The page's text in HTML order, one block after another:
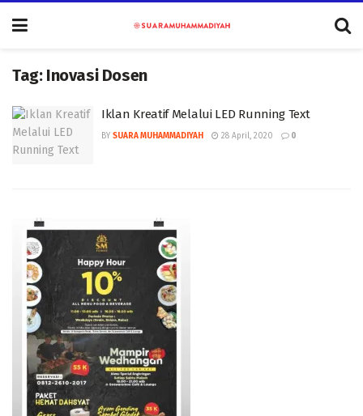
Tag: Inovasi Dosen
Iklan Kreatif Melalui LED Running Text
BY SUARA MUHAMMADIYAH 28 April, 2020 0